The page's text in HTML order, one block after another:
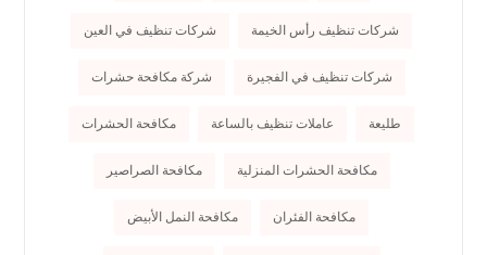
شركات تنظيف رأس الخيمة شركات تنظيف في العين
شركات تنظيف في الفجيرة شركة مكافحة حشرات
طليعة عاملات تنظيف بالساعة مكافحة الحشرات
مكافحة الحشرات المنزلية مكافحة الصراصير
مكافحة الفئران مكافحة النمل الأبيض